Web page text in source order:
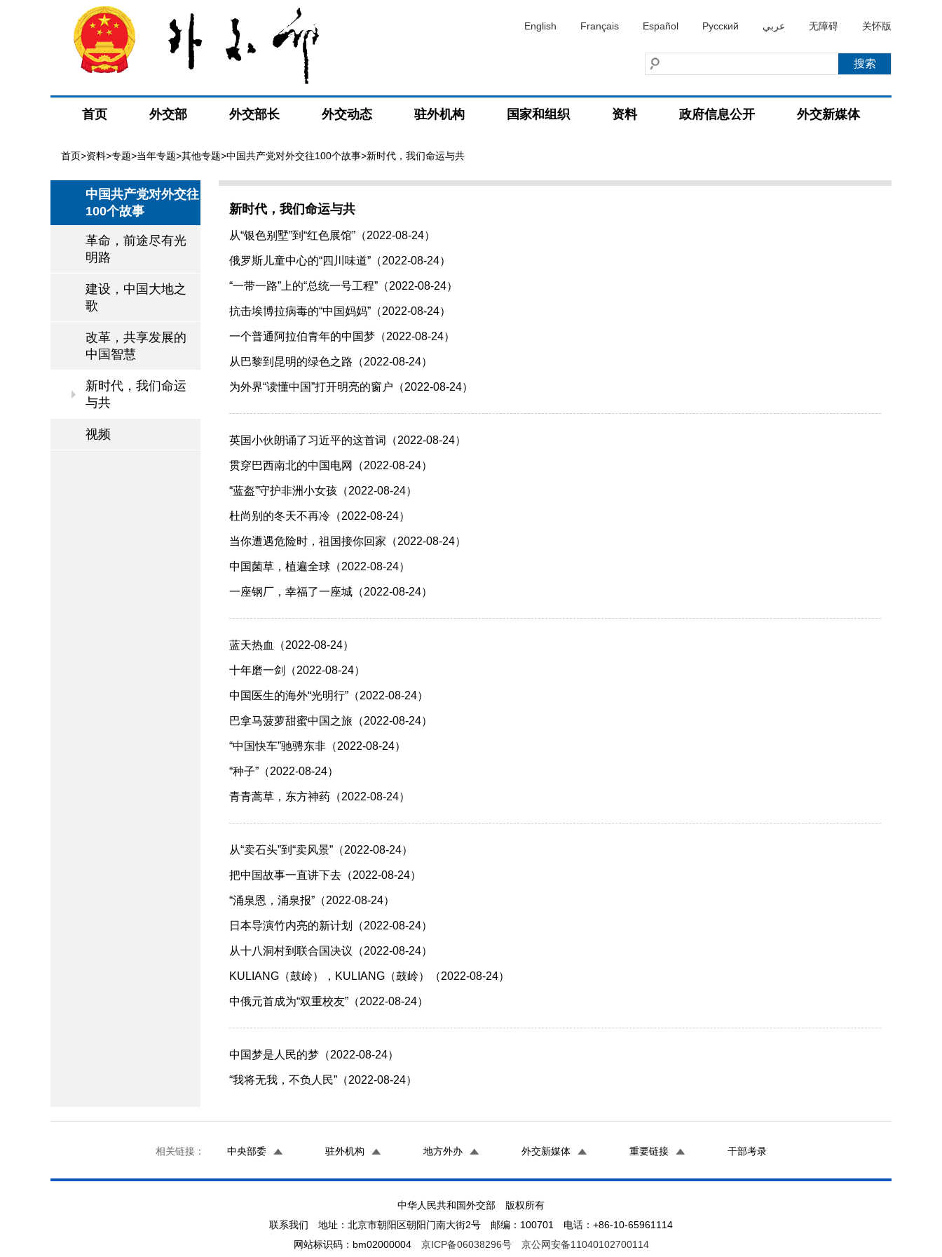
English Français Español Русский عربي 无障碍 关怀版
首页 外交部 外交部长 外交动态 驻外机构 国家和组织 资料 政府信息公开 外交新媒体
首页>资料>专题>当年专题>其他专题>中国共产党对外交往100个故事>新时代，我们命运与共
中国共产党对外交往
100个故事
革命，前途尽有光
明路
建设，中国大地之
歌
改革，共享发展的
中国智慧
新时代，我们命运
与共
视频
新时代，我们命运与共
从“银色别墅”到“红色展馆”（2022-08-24）
俄罗斯儿童中心的“四川味道”（2022-08-24）
“一带一路”上的“总统一号工程”（2022-08-24）
抗击埃博拉病毒的“中国妈妈”（2022-08-24）
一个普通阿拉伯青年的中国梦（2022-08-24）
从巴黎到昆明的绿色之路（2022-08-24）
为外界“读懂中国”打开明亮的窗户（2022-08-24）
英国小伙朗诵了习近平的这首词（2022-08-24）
贯穿巴西南北的中国电网（2022-08-24）
“蓝盔”守护非洲小女孩（2022-08-24）
杜尚别的冬天不再冷（2022-08-24）
当你遭遇危险时，祖国接你回家（2022-08-24）
中国菌草，植遍全球（2022-08-24）
一座钢厂，幸福了一座城（2022-08-24）
蓝天热血（2022-08-24）
​十年磨一剑（2022-08-24）
​中国医生的海外“光明行”（2022-08-24）
巴拿马菠萝甜蜜中国之旅（2022-08-24）
“中国快车”驰骋东非（2022-08-24）
​“种子”（2022-08-24）
青青蒿草，东方神药（2022-08-24）
​从“卖石头”到“卖风景”（2022-08-24）
​把中国故事一直讲下去（2022-08-24）
“涌泉恩，涌泉报”（2022-08-24）
日本导演竹内亮的新计划（2022-08-24）
从十八洞村到联合国决议（2022-08-24）
KULIANG（鼓岭），KULIANG（鼓岭）（2022-08-24）
中俄元首成为“双重校友”（2022-08-24）
​中国梦是人民的梦（2022-08-24）
“我将无我，不负人民”（2022-08-24）
相关链接： 中央部委 驻外机构 地方外办 外交新媒体 重要链接 干部考录
中华人民共和国外交部 版权所有
联系我们 地址：北京市朝阳区朝阳门南大街2号 邮编：100701 电话：+86-10-65961114
网站标识码：bm02000004 京ICP备06038296号 京公网安备11040102700114